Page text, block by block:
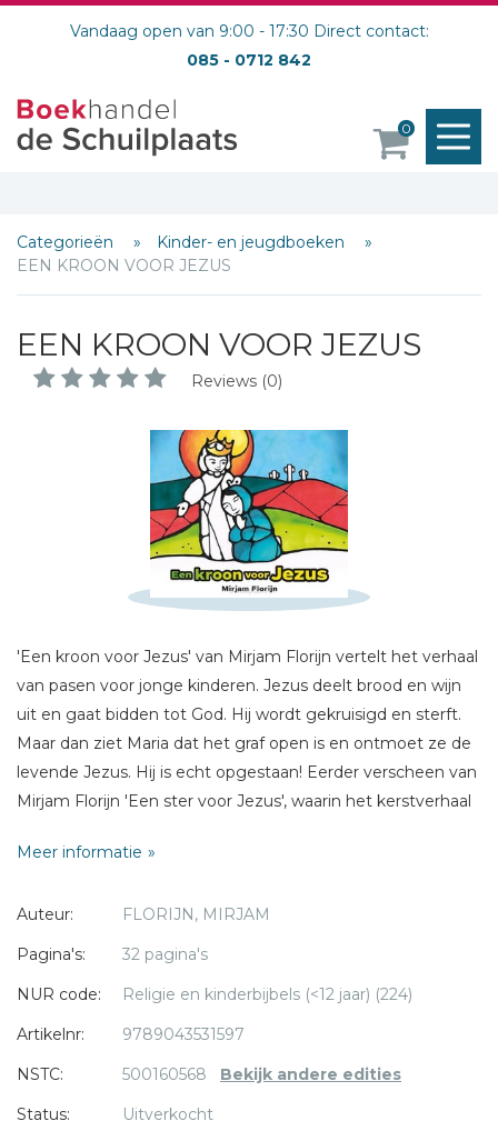
Vandaag open van 9:00 - 17:30 Direct contact:
085 - 0712 842
0
Categorieën
Kinder- en jeugdboeken
EEN KROON VOOR JEZUS
EEN KROON VOOR JEZUS
Reviews (0)
'Een kroon voor Jezus' van Mirjam Florijn vertelt het verhaal
van pasen voor jonge kinderen. Jezus deelt brood en wijn
uit en gaat bidden tot God. Hij wordt gekruisigd en sterft.
Maar dan ziet Maria dat het graf open is en ontmoet ze de
levende Jezus. Hij is echt opgestaan! Eerder verscheen van
Mirjam Florijn 'Een ster voor Jezus', waarin het kerstverhaal
Meer informatie
Auteur:
FLORIJN, MIRJAM
Pagina's:
32 pagina's
NUR code:
Religie en kinderbijbels (<12 jaar) (224)
Artikelnr:
9789043531597
NSTC:
500160568 Bekijk andere edities
Status:
Uitverkocht
Schrijf hieronder je review!
Bericht *